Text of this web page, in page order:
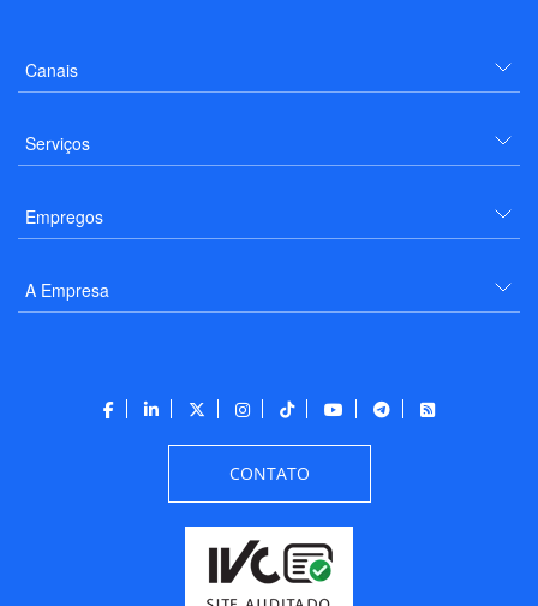
Canais
Serviços
Empregos
A Empresa
CONTATO